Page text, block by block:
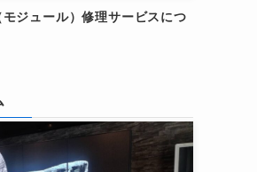
ジュール）修理サービスにつ